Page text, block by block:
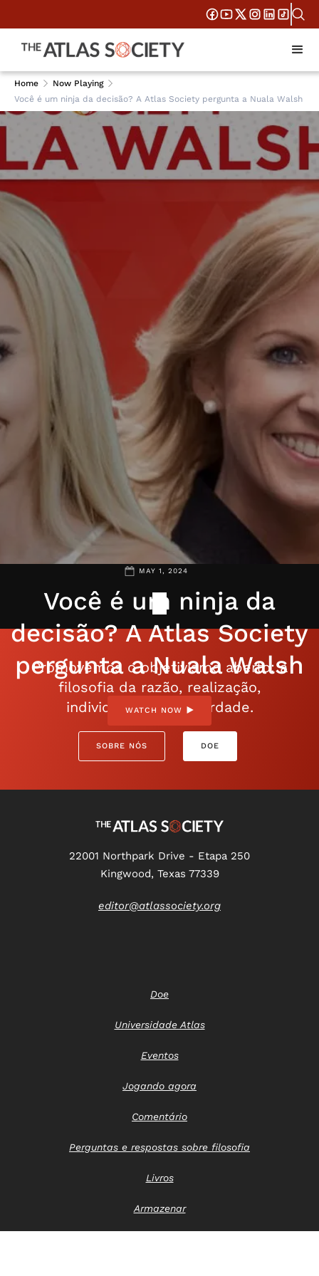
MAY 1, 2024
Você é um ninja da
decisão? A Atlas Society
pergunta a Nuala Walsh
WATCH NOW
Home
Now Playing
Você é um ninja da decisão? A Atlas Society pergunta a Nuala Walsh
Promovemos o objetivismo aberto: a
filosofia da razão, realização,
individualismo e liberdade.
SOBRE NÓS DOE
22001 Northpark Drive - Etapa 250
Kingwood, Texas 77339
editor@atlassociety.org
Doe
Universidade Atlas
Eventos
Jogando agora
Comentário
Perguntas e respostas sobre filosofia
Livros
Armazenar